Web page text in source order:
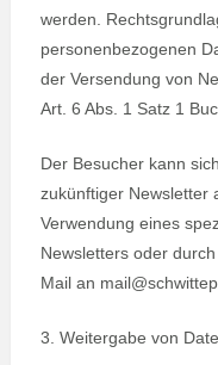
werden.
personenbezogenen
der Versendung von
Art. 6 Abs. 1 Satz 1
Der Besucher kann
zukünftiger Newsletter
Verwendung eines
Newsletters oder
Mail an
3. Weitergabe von